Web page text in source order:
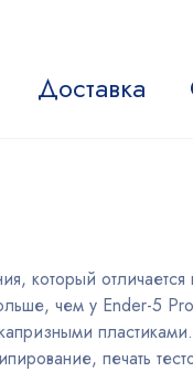
Доставка
который
чем у Ender-5
печать